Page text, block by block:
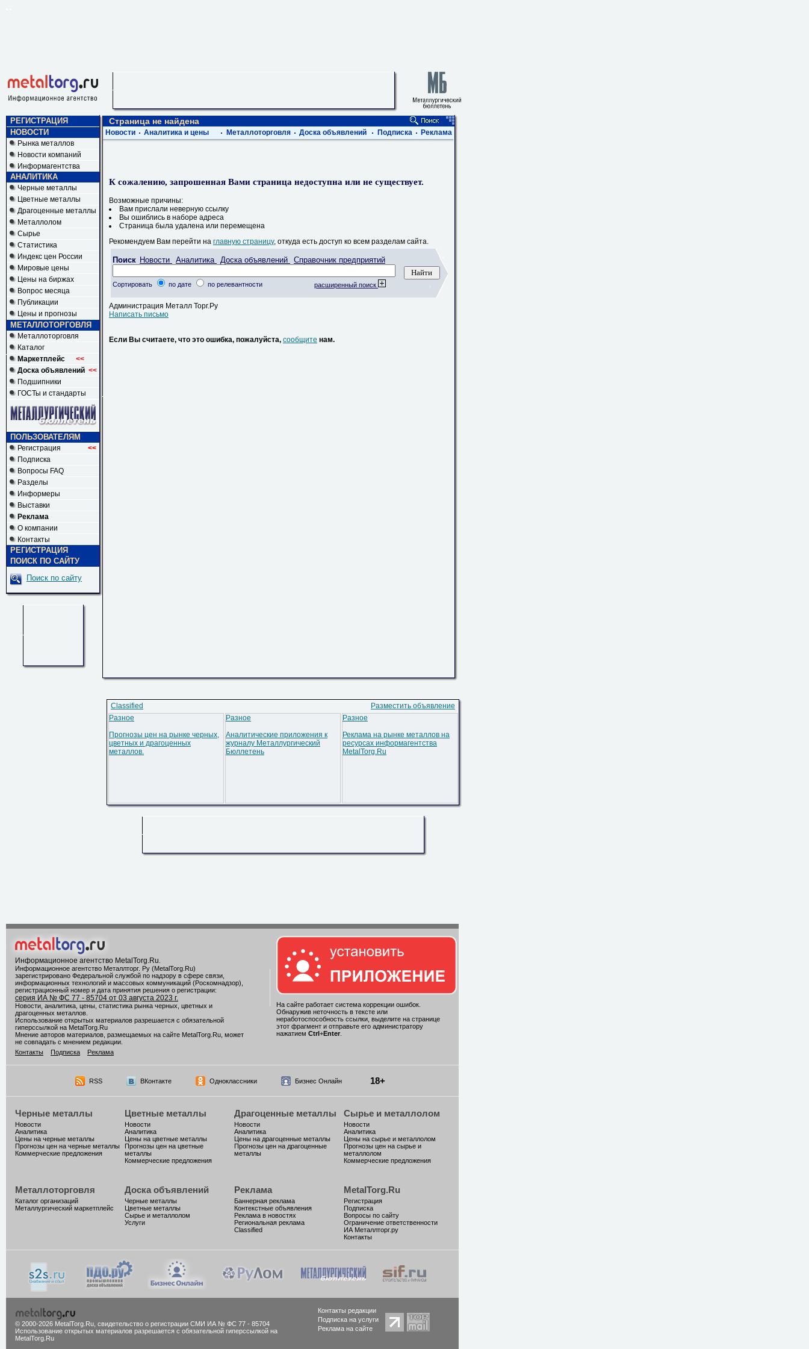
РЕГИСТРАЦИЯ
НОВОСТИ
Рынка металлов
Новости компаний
Информагентства
АНАЛИТИКА
Черные металлы
Цветные металлы
Драгоценные металлы
Металлолом
Сырье
Статистика
Индекс цен России
Мировые цены
Цены на биржах
Вопрос месяца
Публикации
Цены и прогнозы
МЕТАЛЛОТОРГОВЛЯ
Металлоторговля
Каталог
Маркетплейс
<<
Доска объявлений <<
Подшипники
ГОСТы и стандарты
ПОЛЬЗОВАТЕЛЯМ
Регистрация <<
Подписка
Вопросы FAQ
Разделы
Информеры
Выставки
Реклама
О компании
Контакты
РЕГИСТРАЦИЯ
ПОИСК ПО САЙТУ
Поиск по сайту
Страница не найдена
Новости Аналитика и цены Металлоторговля Доска объявлений Подписка Реклама
К сожалению, запрошенная Вами страница недоступна или не существует.
Возможные причины:
Вам прислали неверную ссылку
Вы ошиблись в наборе адреса
Страница была удалена или перемещена
Рекомендуем Вам перейти на главную страницу, откуда есть доступ ко всем разделам сайта.
Поиск Новости Аналитика Доска объявлений Справочник предприятий
Сортировать по дате по релевантности расширенный поиск
Администрация Металл Торг.Ру
Написать письмо
Если Вы считаете, что это ошибка, пожалуйста, сообщите нам.
Classified
Разместить объявление
Разное
Прогнозы цен на рынке черных,
цветных и драгоценных
металлов.
Разное
Аналитические приложения к
журналу Металлургический
Бюллетень
Разное
Реклама на рынке металлов на
ресурсах информагентства
MetalTorg.Ru
Информационное агентство MetalTorg.Ru
Информационное агентство Металлторг. Ру (MetalTorg.Ru)
зарегистрировано Федеральной службой по надзору в сфере связи,
информационных технологий и массовых коммуникаций (Роскомнадзор),
регистрационный номер и дата принятия решения о регистрации:
серия ИА № ФС 77 - 85704 от 03 августа 2023 г.
Новости, аналитика, цены, статистика рынка черных, цветных и
драгоценных металлов.
Использование открытых материалов разрешается с обязательной
гиперссылкой на MetalTorg.Ru
Мнение авторов материалов, размещаемых на сайте MetalTorg.Ru, может
не совпадать с мнением редакции.
Контакты
Подписка Реклама
На сайте работает система коррекции ошибок.
Обнаружив неточность в тексте или
неработоспособность ссылки, выделите на странице
этот фрагмент и отправьте его администратору
нажатием Ctrl +Enter.
RSS ВКонтакте Одноклассники Бизнес Онлайн 18+
Черные металлы
Новости
Аналитика
Цены на черные металлы
Прогнозы цен на черные металлы
Коммерческие предложения
Цветные металлы
Новости
Аналитика
Цены на цветные металлы
Прогнозы цен на цветные
металлы
Коммерческие предложения
Драгоценные металлы
Новости
Аналитика
Цены на драгоценные металлы
Прогнозы цен на драгоценные
металлы
Сырье и металлолом
Новости
Аналитика
Цены на сырье и металлолом
Прогнозы цен на сырье и
металлолом
Коммерческие предложения
Металлоторговля
Каталог организаций
Металлургический маркетплейс
Доска объявлений
Черные металлы
Цветные металлы
Сырье и металлолом
Услуги
Реклама
Баннерная реклама
Контекстные объявления
Реклама в новостях
Региональная реклама
Classified
MetalTorg.Ru
Регистрация
Подписка
Вопросы по сайту
Ограничение ответственности
ИА Металлторг.ру
Контакты
© 2000-2026 MetalTorg.Ru, cвидетельство о регистрации СМИ ИА № ФС 77 - 85704
Использование открытых материалов разрешается с обязательной гиперссылкой на
MetalTorg.Ru
Контакты редакции
Подписка на услуги
Реклама на сайте